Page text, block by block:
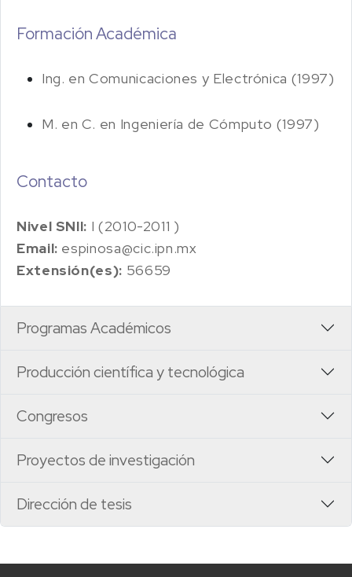
Formación Académica
Ing. en Comunicaciones y Electrónica (1997)
M. en C. en Ingeniería de Cómputo (1997)
Contacto
Nivel SNII: I (2010-2011 )
Email: espinosa@cic.ipn.mx
Extensión(es): 56659
Programas Académicos
Producción científica y tecnológica
Congresos
Proyectos de investigación
Dirección de tesis